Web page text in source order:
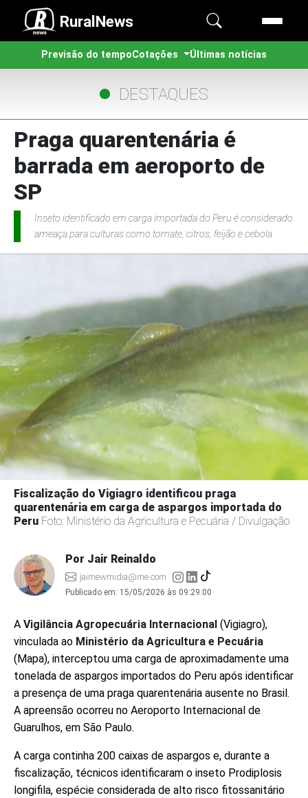
RuralNews
Previsão do tempoCotações Últimas notícias
DESTAQUES
Praga quarentenária é
barrada em aeroporto de
SP
Inseto identificado em carga importada do Peru é considerado
ameaça para culturas como tomate, citros, feijão e cebola
Fiscalização do Vigiagro identificou praga
quarentenária em carga de aspargos importada do
Peru Foto: Ministério da Agricultura e Pecuária / Divulgação
Por Jair Reinaldo
jairnewmidia@me.com
Publicado em: 15/05/2026 às 09:29:00
A Vigilância Agropecuária Internacional (Vigiagro),
vinculada ao Ministério da Agricultura e Pecuária
(Mapa), interceptou uma carga de aproximadamente uma
tonelada de aspargos importados do Peru após identificar
a presença de uma praga quarentenária ausente no Brasil.
A apreensão ocorreu no Aeroporto Internacional de
Guarulhos, em São Paulo.
A carga continha 200 caixas de aspargos e, durante a
fiscalização, técnicos identificaram o inseto Prodiplosis
longifila, espécie considerada de alto risco fitossanitário